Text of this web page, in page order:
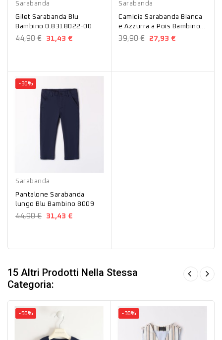
Sarabanda
Gilet Sarabanda Blu
Bambino 0.8318022-00
44,90 € 31,43 €
Sarabanda
Camicia Sarabanda Bianca
e Azzurra a Pois Bambino
0.8005-00
39,90 € 27,93 €
-30%
Sarabanda
Pantalone Sarabanda
lungo Blu Bambino 8009
44,90 € 31,43 €
15 Altri Prodotti Nella Stessa
Categoria:
-50% -30%